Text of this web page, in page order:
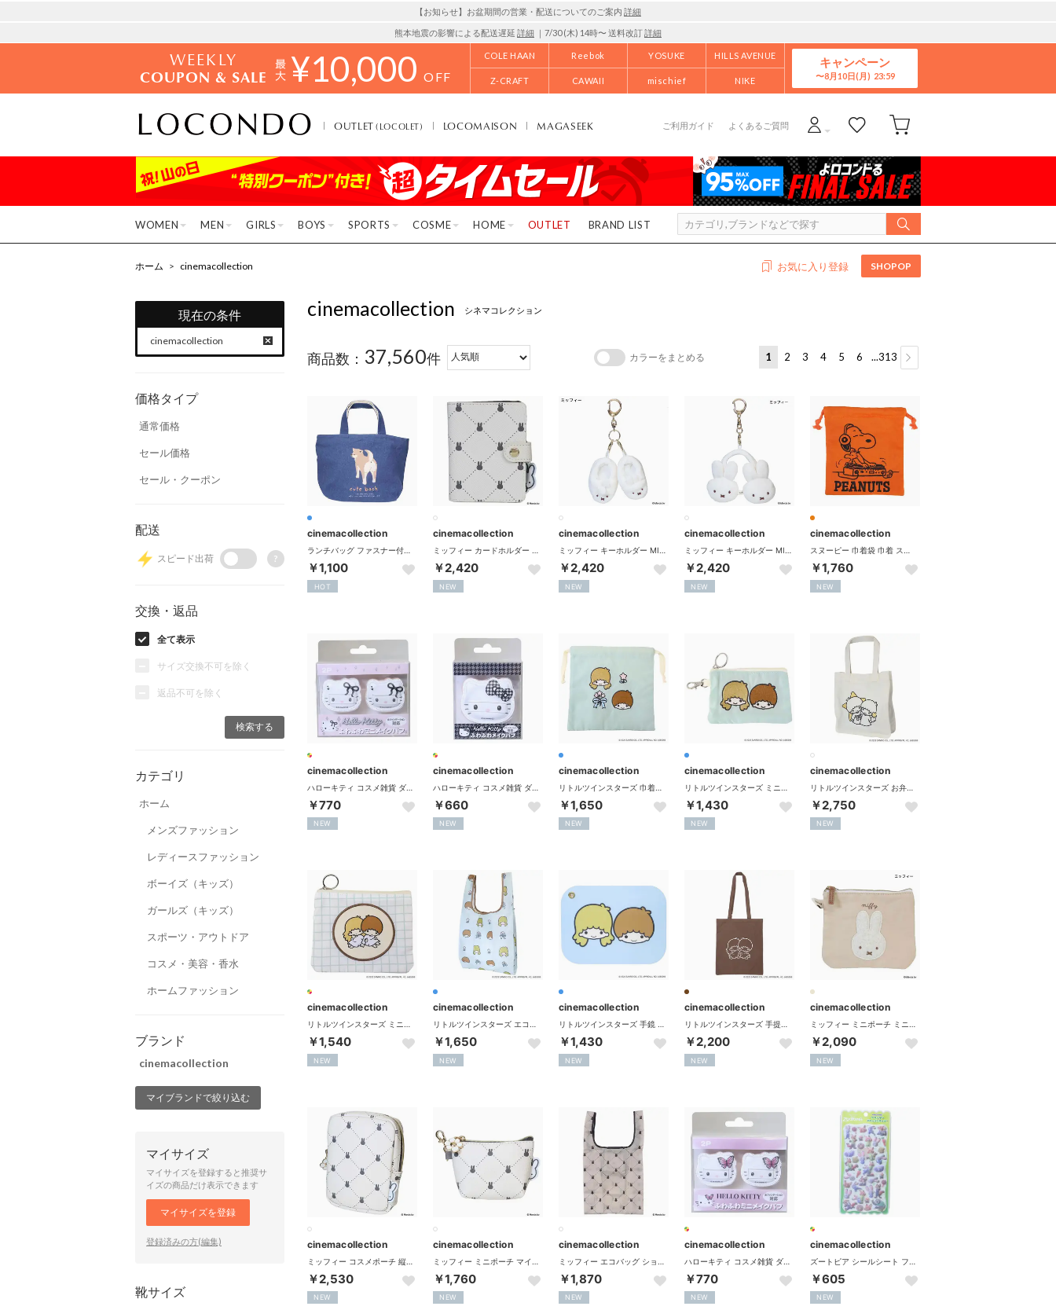
【お知らせ】お盆期間の営業・配送についてのご案内 詳細
熊本地震の影響による配送遅延 詳細 ｜7/30 (木) 14時〜 送料改訂詳細
WEEKLY
COUPON & SALE ¥10,000 OFF
COLE HAAN Reebok YOSUKE HILLS AVENUE
Z-CRAFT CAWAII mischief NIKE
キャンペーン
8月10日(月)
OUTLET(LOCOLET) LOCOMAISON MAGASEEK ご利用ガイド よくあるご質問
WOMEN MEN GIRLS BOYS SPORTS COSME HOME OUTLET BRAND LIST
ホーム > cinemacollection お気に入り登録 SHOPOP
現在の条件
cinemacollection
価格タイプ
通常価格
セール価格
セール・クーポン
配送
スピード出荷 ?
交換・返品
全て表示
サイズ交換不可を除く
返品不可を除く
カテゴリ
ホーム
メンズファッション
レディースファッション
ボーイズ（キッズ）
ガールズ（キッズ）
スポーツ・アウトドア
コスメ・美容・香水
ホームファッション
ブランド
cinemacollection
マイブランドで絞り込む
マイサイズ
マイサイズを登録すると推奨サ
イズの商品だけ表示できます
マイサイズを登録
登録済みの方(編集)
靴サイズ
cinemacollection シネマコレクション
商品数： 37,560件 カラーをまとめる 1 2 3 4 5 6 ...313
cinemacollection
￥1,100
HOT
cinemacollection
￥2,420
NEW
cinemacollection
￥2,420
NEW
cinemacollection
￥2,420
NEW
cinemacollection
￥1,760
NEW
cinemacollection
￥770
NEW
cinemacollection
￥660
NEW
cinemacollection
￥1,650
NEW
cinemacollection
￥1,430
NEW
cinemacollection
￥2,750
NEW
cinemacollection
￥1,540
NEW
cinemacollection
￥1,650
NEW
cinemacollection
￥1,430
NEW
cinemacollection
￥2,200
NEW
cinemacollection
￥2,090
NEW
cinemacollection
￥2,530
NEW
cinemacollection
￥1,760
NEW
cinemacollection
￥1,870
NEW
cinemacollection
￥770
NEW
cinemacollection
￥605
NEW